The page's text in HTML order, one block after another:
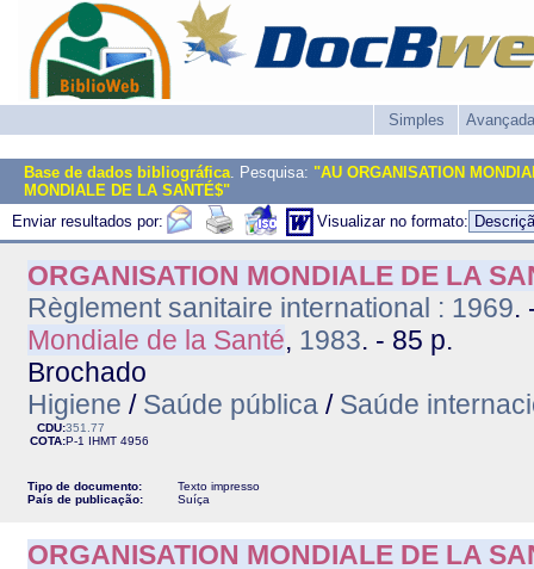
Simples Avançada
Base de dados bibliográfica. Pesquisa: "AU ORGANISATION
MONDIALE DE LA SANTÉ$"
Enviar resultados por:
Visualizar no formato:
ORGANISATION MONDIALE DE LA
Règlement sanitaire international : 1969.
Mondiale de la Santé, 1983. - 85 p.
Brochado
Higiene / Saúde pública / Saúde
CDU:351.77
COTA:P-1 IHMT 4956
Tipo de documento:
Texto impresso
País de publicação:
Suíça
ORGANISATION MONDIALE DE LA